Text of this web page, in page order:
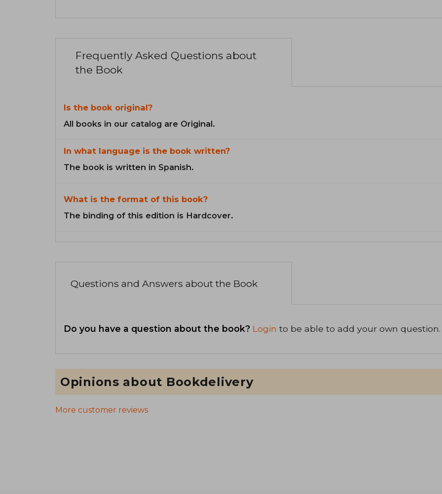
Frequently Asked Questions about
the Book
Is the book original?
All books in our catalog are Original.
In what language is the book written?
The book is written in Spanish.
What is the format of this book?
The binding of this edition is Hardcover.
Questions and Answers about the Book
Do you have a question about the book? Login to be able to add your own question.
Opinions about Bookdelivery
More customer reviews